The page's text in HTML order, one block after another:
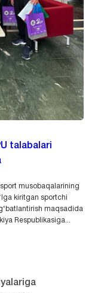
talabalari
musobaqalarining
kiritgan sportchi
maqsadida
Respublikasiga...